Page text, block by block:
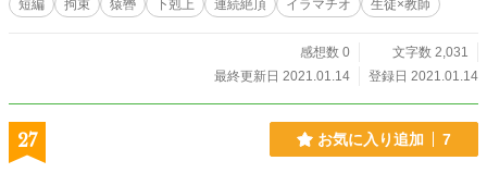
短編 拘束 猿轡 下剋上 連続絶頂 イラマチオ 生徒×教師
感想数 0
文字数 2,031
最終更新日 2021.01.14
登録日 2021.01.14
27 お気に入り追加 7